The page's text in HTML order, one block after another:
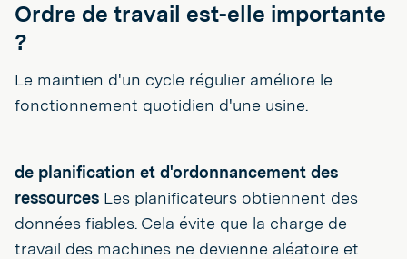
Ordre de travail est-elle importante
?
Le maintien d'un cycle régulier améliore le
fonctionnement quotidien d'une usine.
de planification et d'ordonnancement des
ressources Les planificateurs obtiennent des
données fiables. Cela évite que la charge de
travail des machines ne devienne aléatoire et